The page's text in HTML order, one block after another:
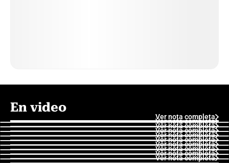
En video
Ver nota completa
Ver nota completa
Ver nota completa
Ver nota completa
Ver nota completa
Ver nota completa
Ver nota completa
Ver nota completa
Ver nota completa
Ver nota completa